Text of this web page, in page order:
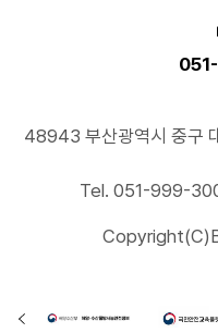
48943 부산광역시 중구
Tel. 051-999-